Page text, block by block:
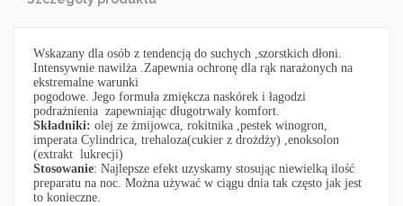
Wskazany dla osób z tendencją do suchych ,szorstkich dłoni.
Intensywnie nawilża .Zapewnia ochronę dla rąk narażonych na
ekstremalne warunki
pogodowe. Jego formuła zmiękcza naskórek i łagodzi
podrażnienia zapewniając długotrwały komfort.
Składniki: olej ze żmijowca, rokitnika ,pestek winogron,
imperata Cylindrica, trehaloza(cukier z drożdży) ,enoksolon
(extrakt lukrecji)
Stosowanie: Najlepsze efekt uzyskamy stosując niewielką ilość
preparatu na noc. Można używać w ciągu dnia tak często jak jest
to konieczne.